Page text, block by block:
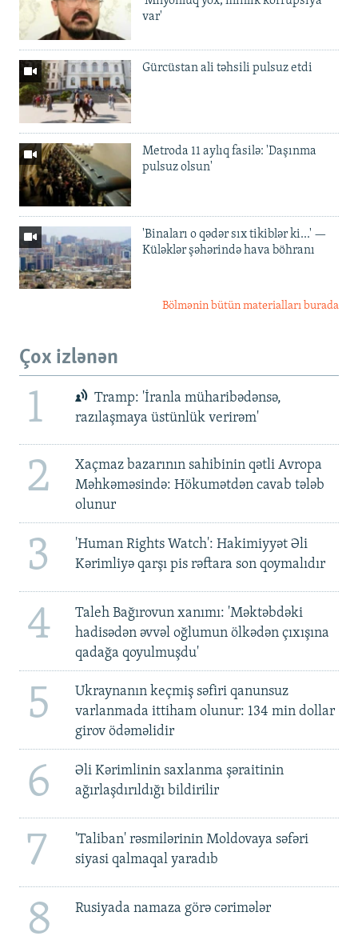
var'
Gürcüstan ali təhsili pulsuz etdi
Metroda 11 aylıq fasilə: 'Daşınma
pulsuz olsun'
'Binaları o qədər sıx tikiblər ki...' —
Küləklər şəhərində hava böhranı
Bölmənin bütün materialları burada
Çox izlənən
1
Tramp: 'İranla müharibədənsə,
razılaşmaya üstünlük verirəm'
2
Xaçmaz bazarının sahibinin qətli Avropa
Məhkəməsində: Hökumətdən cavab tələb
olunur
3
'Human Rights Watch': Hakimiyyət Əli
Kərimliyə qarşı pis rəftara son qoymalıdır
4
Taleh Bağırovun xanımı: 'Məktəbdəki
hadisədən əvvəl oğlumun ölkədən çıxışına
qadağa qoyulmuşdu'
5
Ukraynanın keçmiş səfiri qanunsuz
varlanmada ittiham olunur: 134 min dollar
girov ödəməlidir
6
Əli Kərimlinin saxlanma şəraitinin
ağırlaşdırıldığı bildirilir
7
'Taliban' rəsmilərinin Moldovaya səfəri
siyasi qalmaqal yaradıb
8 Rusiyada namaza görə cərimələr